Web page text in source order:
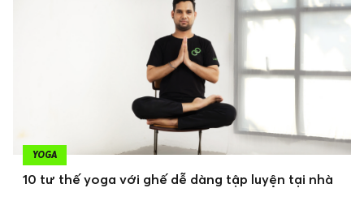
YOGA
10 tư thế yoga với ghế dễ dàng tập luyện tại nhà